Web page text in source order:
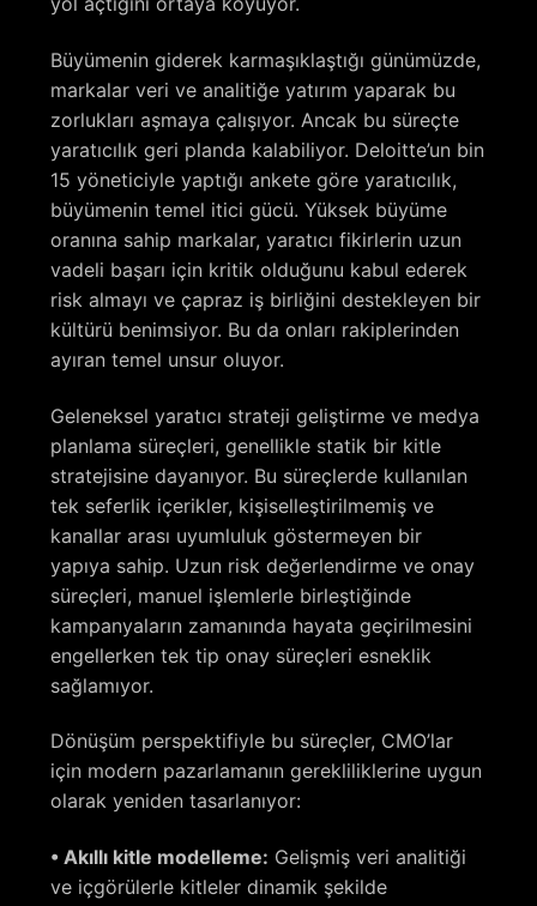
Büyümenin giderek karmaşıklaştığı günümüzde,
markalar veri ve analitiğe yatırım yaparak bu
zorlukları aşmaya çalışıyor. Ancak bu süreçte
yaratıcılık geri planda kalabiliyor. Deloitte’un bin
15 yöneticiyle yaptığı ankete göre yaratıcılık,
büyümenin temel itici gücü. Yüksek büyüme
oranına sahip markalar, yaratıcı fikirlerin uzun
vadeli başarı için kritik olduğunu kabul ederek
risk almayı ve çapraz iş birliğini destekleyen bir
kültürü benimsiyor. Bu da onları rakiplerinden
ayıran temel unsur oluyor.
Geleneksel yaratıcı strateji geliştirme ve medya
planlama süreçleri, genellikle statik bir kitle
stratejisine dayanıyor. Bu süreçlerde kullanılan
tek seferlik içerikler, kişiselleştirilmemiş ve
kanallar arası uyumluluk göstermeyen bir
yapıya sahip. Uzun risk değerlendirme ve onay
süreçleri, manuel işlemlerle birleştiğinde
kampanyaların zamanında hayata geçirilmesini
engellerken tek tip onay süreçleri esneklik
sağlamıyor.
Dönüşüm perspektifiyle bu süreçler, CMO’lar
için modern pazarlamanın gerekliliklerine uygun
olarak yeniden tasarlanıyor:
• Akıllı kitle modelleme: Gelişmiş veri analitiği
ve içgörülerle kitleler dinamik şekilde